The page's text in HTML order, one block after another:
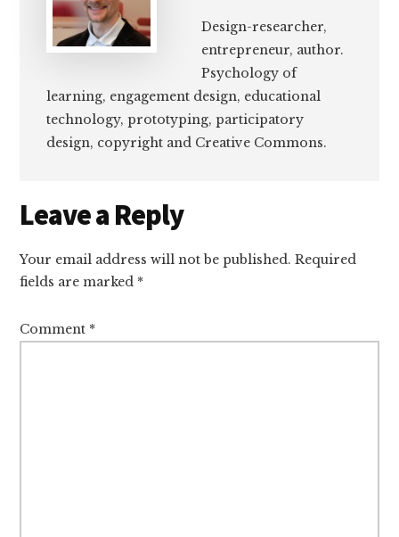
Design-researcher,
entrepreneur, author.
Psychology of
learning, engagement design, educational
technology, prototyping, participatory
design, copyright and Creative Commons.
Reader
Interactions
Leave a Reply
Your email address will not be published. Required
fields are marked *
Comment *